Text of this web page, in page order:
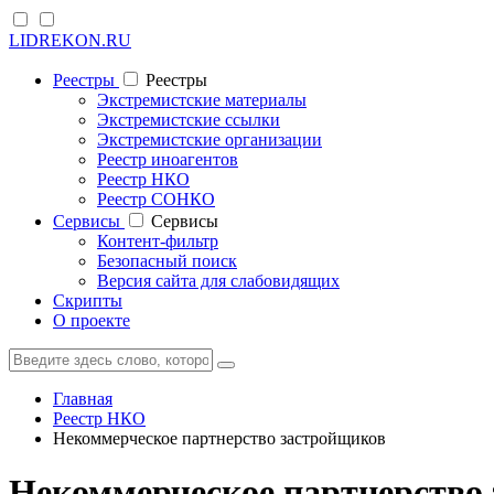
LIDREKON.RU
Реестры
Реестры
Экстремистские материалы
Экстремистские ссылки
Экстремистские организации
Реестр иноагентов
Реестр НКО
Реестр СОНКО
Cервисы
Cервисы
Контент-фильтр
Безопасный поиск
Версия сайта для слабовидящих
Скрипты
О проекте
Главная
Реестр НКО
Некоммерческое партнерство застройщиков